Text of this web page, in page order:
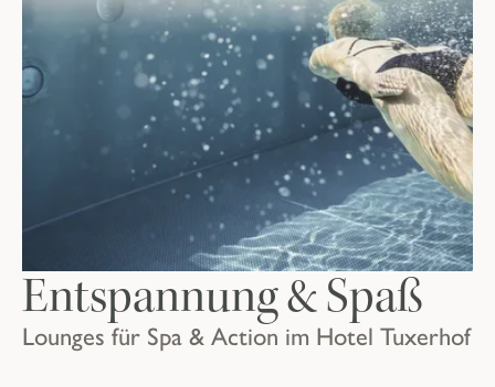
Lounges für Spa & Action im Hotel Tuxerhof
Entspannung & Spaß